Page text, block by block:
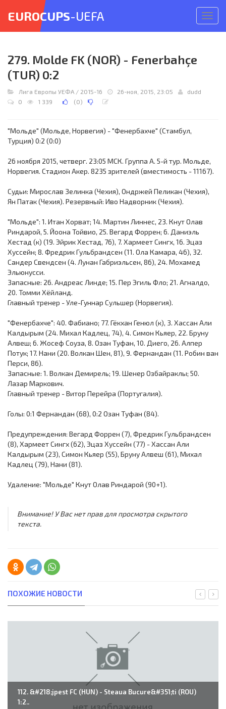
меню
EUROCUPS-UEFA
279. Molde FK (NOR) - Fenerbahçe
(TUR) 0:2
Лига Европы УЕФА / 2015-16 26-ноя, 2015, 23:05
dudd
0
1 339 (0)
"Мольде" (Мольде, Норвегия) - "Фенербахче" (Стамбул,
Турция) 0:2 (0:0)
26 ноября 2015, четверг. 23:05 МСК. Группа A. 5-й тур. Мольде,
Норвегия. Стадион Акер. 8235 зрителей (вместимость - 11167).
Судьи: Мирослав Зелинка (Чехия), Ондржей Пеликан (Чехия),
Ян Патак (Чехия). Резервный: Иво Надворник (Чехия).
"Мольде": 1. Итан Хорват; 14. Мартин Линнес, 23. Кнут Олав
Риндарой, 5. Йоона Тойвио, 25. Вегард Форрен; 6. Даниэль
Хестад (к) (19. Эйрик Хестад, 76), 7. Хармеет Сингх, 16. Эцаз
Хуссейн; 8. Фредрик Гульбрандсен (11. Ола Камара, 46), 32.
Сандер Свендсен (4. Лунан Габриэльсен, 86), 24. Мохамед
Эльюнусси.
Запасные: 26. Андреас Линде; 15. Пер Эгиль Фло; 21. Агналдо,
20. Томми Хёйланд.
Главный тренер - Уле-Гуннар Сульшер (Норвегия).
"Фенербахче": 40. Фабиано; 77. Гёкхан Генюл (к), 3. Хассан Али
Калдырым (24. Михал Кадлец, 74), 4. Симон Кьяер, 22. Бруну
Алвеш; 6. Жосеф Соуза, 8. Озан Туфан, 10. Диего, 26. Алпер
Потук; 17. Нани (20. Волкан Шен, 81), 9. Фернандан (11. Робин ван
Перси, 86).
Запасные: 1. Волкан Демирель; 19. Шенер Озбайраклы; 50.
Лазар Маркович.
Главный тренер - Витор Перейра (Португалия).
Голы: 0:1 Фернандан (68), 0:2 Озан Туфан (84).
Предупреждения: Вегард Форрен (7), Фредрик Гульбрандсен
(8), Хармеет Сингх (62), Эцаз Хуссейн (77) - Хассан Али
Калдырым (23), Симон Кьяер (55), Бруну Алвеш (61), Михал
Кадлец (79), Нани (81).
Удаление: "Мольде" Кнут Олав Риндарой (90+1).
Внимание! У Вас нет прав для просмотра скрытого
текста.
ПОХОЖИЕ НОВОСТИ
112. &#218;jpest FC (HUN) - Steaua Bucure&#351;ti (ROU)
1:2..